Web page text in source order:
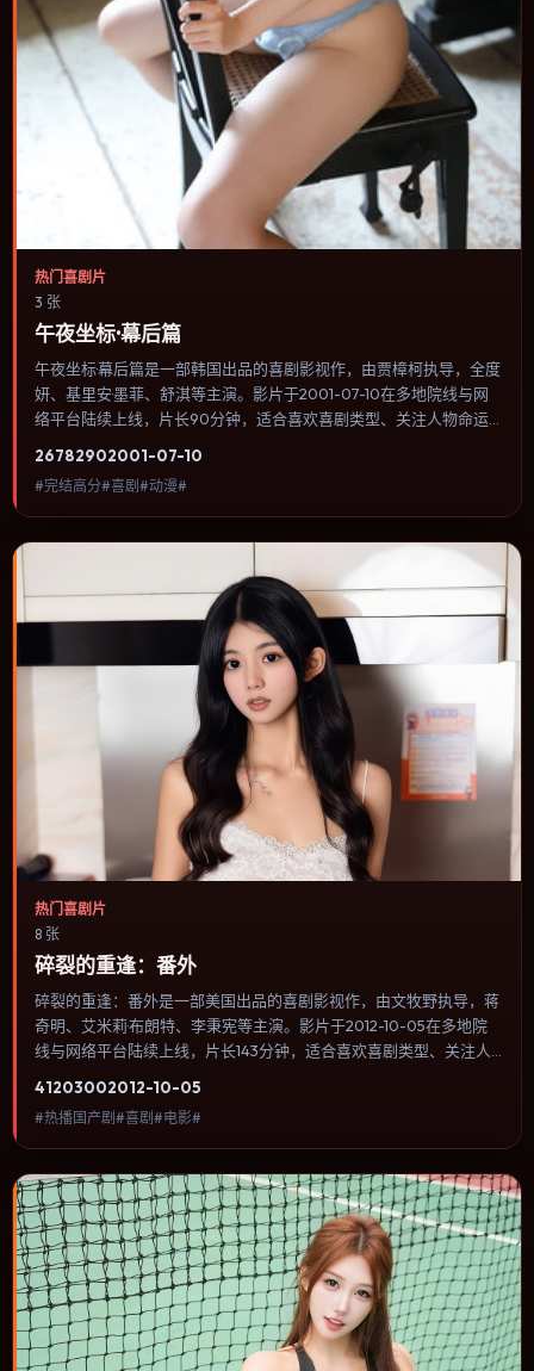
热门喜剧片
3 张
午夜坐标·幕后篇
午夜坐标·幕后篇是一部韩国出品的喜剧影视作，由贾樟柯执导，全度
妍、基里安·墨菲、舒淇等主演。影片于2001-07-10在多地院线与网
络平台陆续上线，片长90分钟，适合喜欢喜剧类型、关注人物命运
听语言统一，可作为休闲观影或类型片补片的选择。
26782902001-07-10
#完结高分#喜剧#动漫#
热门喜剧片
8 张
碎裂的重逢：番外
碎裂的重逢：番外是一部美国出品的喜剧影视作，由文牧野执导，蒋
奇明、艾米莉·布朗特、李秉宪等主演。影片于2012-10-05在多地院
线与网络平台陆续上线，片长143分钟，适合喜欢喜剧类型、关注人
进，节奏与视听语言统一，可作为休闲观影或类型片补片的选择。
41203002012-10-05
#热播国产剧#喜剧#电影#